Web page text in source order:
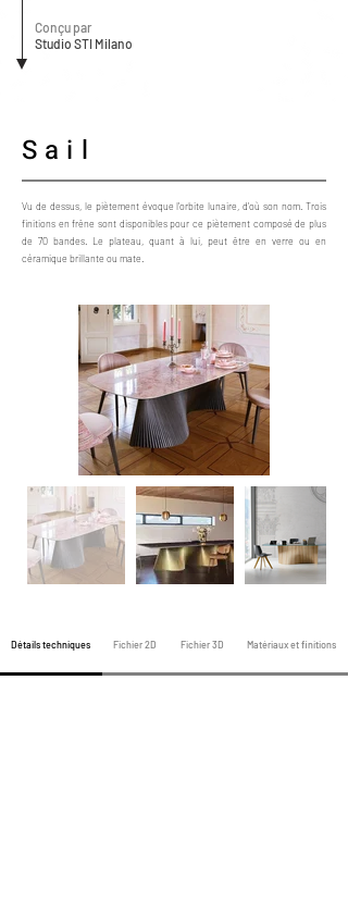
Conçu par
Studio STI Milano
Sail
Vu de dessus, le piètement évoque l'orbite lunaire, d'où son nom. Trois
finitions en frêne sont disponibles pour ce piètement composé de plus
de 70 bandes. Le plateau, quant à lui, peut être en verre ou en
céramique brillante ou mate.
Détails techniques Fichier 2D Fichier 3D Matériaux et finitions